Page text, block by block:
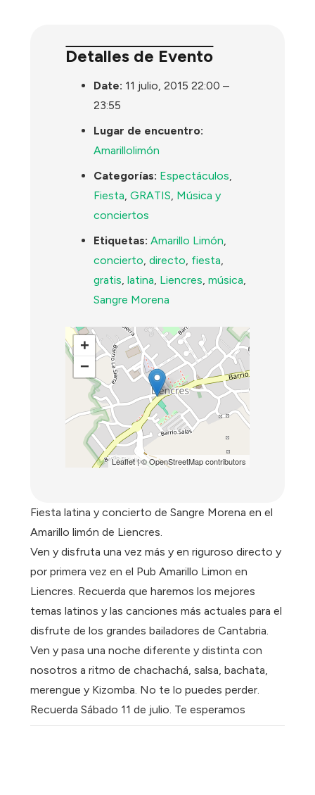
Detalles de Evento
Date: 11 julio, 2015 22:00 –
23:55
Lugar de encuentro:
Amarillolimón
Categorías: Espectáculos,
Fiesta,GRATIS, Música y
conciertos
Etiquetas: Amarillo Limón,
concierto,directo, fiesta,
gratis,latina, Liencres,música,
Sangre Morena
+
−
Leaflet| ©OpenStreetMapcontributors
Fiesta latina y concierto de Sangre Morena en el
Amarillo limón de Liencres.
Ven y disfruta una vez más y en riguroso directo y
por primera vez en el Pub Amarillo Limon en
Liencres. Recuerda que haremos los mejores
temas latinos y las canciones más actuales para el
disfrute de los grandes bailadores de Cantabria.
Ven y pasa una noche diferente y distinta con
nosotros a ritmo de chachachá, salsa, bachata,
merengue y Kizomba. No te lo puedes perder.
Recuerda Sábado 11 de julio. Te esperamos